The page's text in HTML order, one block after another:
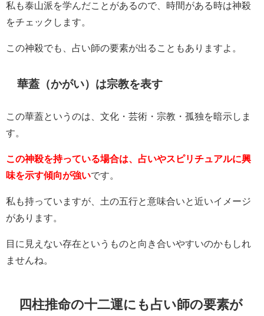
私も泰山派を学んだことがあるので、時間がある時は神殺
をチェックします。
この神殺でも、占い師の要素が出ることもありますよ。
華蓋（かがい）は宗教を表す
この華蓋というのは、文化・芸術・宗教・孤独を暗示しま
す。
この神殺を持っている場合は、占いやスピリチュアルに興
味を示す傾向が強いです。
私も持っていますが、土の五行と意味合いと近いイメージ
があります。
目に見えない存在というものと向き合いやすいのかもしれ
ませんね。
四柱推命の十二運にも占い師の要素が